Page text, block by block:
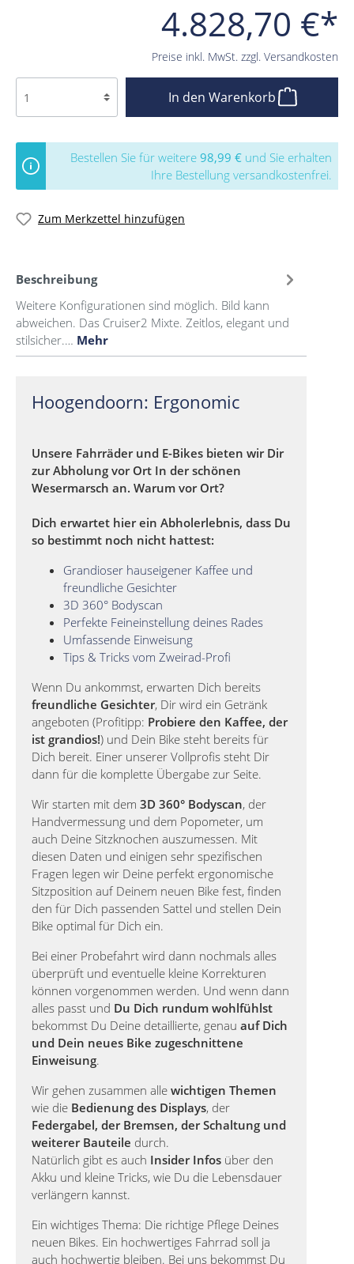
4.828,70 €*
Preise inkl. MwSt. zzgl. Versandkosten
In den Warenkorb
Bestellen Sie für weitere 98,99 € und Sie erhalten
Ihre Bestellung versandkostenfrei.
Zum Merkzettel hinzufügen
Beschreibung
Weitere Konfigurationen sind möglich. Bild kann
abweichen. Das Cruiser2 Mixte. Zeitlos, elegant und
stilsicher.… Mehr
Hoogendoorn: Ergonomic
Unsere Fahrräder und E-Bikes bieten wir Dir
zur Abholung vor Ort In der schönen
Wesermarsch an. Warum vor Ort?
Dich erwartet hier ein Abholerlebnis, dass Du
so bestimmt noch nicht hattest:
Grandioser hauseigener Kaffee und
freundliche Gesichter
3D 360° Bodyscan
Perfekte Feineinstellung deines Rades
Umfassende Einweisung
Tips & Tricks vom Zweirad-Profi
Wenn Du ankommst, erwarten Dich bereits
freundliche Gesichter, Dir wird ein Getränk
angeboten (Profitipp: Probiere den Kaffee, der
ist grandios!) und Dein Bike steht bereits für
Dich bereit. Einer unserer Vollprofis steht Dir
dann für die komplette Übergabe zur Seite.
Wir starten mit dem 3D 360° Bodyscan, der
Handvermessung und dem Popometer, um
auch Deine Sitzknochen auszumessen. Mit
diesen Daten und einigen sehr spezifischen
Fragen legen wir Deine perfekt ergonomische
Sitzposition auf Deinem neuen Bike fest, finden
den für Dich passenden Sattel und stellen Dein
Bike optimal für Dich ein.
Bei einer Probefahrt wird dann nochmals alles
überprüft und eventuelle kleine Korrekturen
können vorgenommen werden. Und wenn dann
alles passt und Du Dich rundum wohlfühlst
bekommst Du Deine detaillierte, genau auf Dich
und Dein neues Bike zugeschnittene
Einweisung.
Wir gehen zusammen alle wichtigen Themen
wie die Bedienung des Displays, der
Federgabel, der Bremsen, der Schaltung und
weiterer Bauteile durch.
Natürlich gibt es auch Insider Infos über den
Akku und kleine Tricks, wie Du die Lebensdauer
verlängern kannst.
Ein wichtiges Thema: Die richtige Pflege Deines
neuen Bikes. Ein hochwertiges Fahrrad soll ja
auch hochwertig bleiben. Bei uns bekommst Du